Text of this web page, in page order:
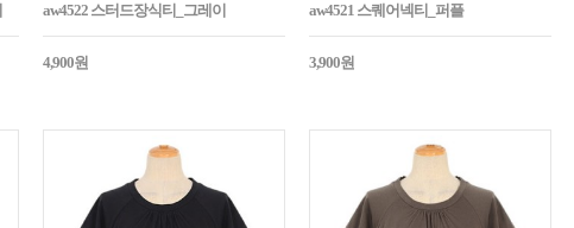
aw4522 스터드장식티_그레이
4,900원
aw4521 스퀘어넥티_퍼플
3,900원